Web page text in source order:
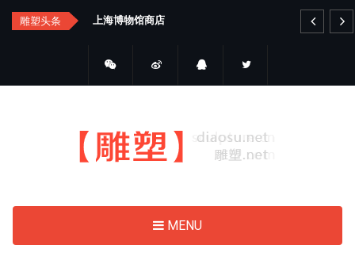
Skip
雕塑头条 上海博物馆商店
MENU